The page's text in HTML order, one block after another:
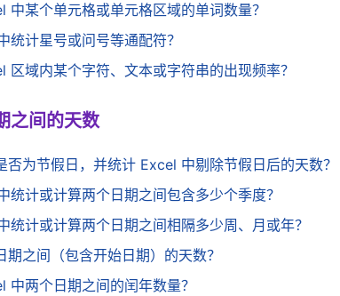
中某个单元格或单元格区域的单词数量？
统计星号或问号等通配符？
区域内某个字符、文本或字符串的出现频率？
之间的天数
否为节假日，并统计 Excel 中剔除节假日后的天数？
统计或计算两个日期之间包含多少个季度？
统计或计算两个日期之间相隔多少周、月或年？
期之间（包含开始日期）的天数？
中两个日期之间的闰年数量？